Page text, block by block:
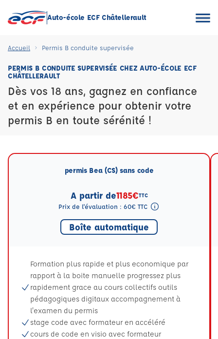
Auto-école ECF Châtellerault
Accueil Permis B conduite supervisée
PERMIS B CONDUITE SUPERVISÉE CHEZ AUTO-ÉCOLE ECF
CHÂTELLERAULT
Dès vos 18 ans, gagnez en confiance
et en expérience pour obtenir votre
permis B en toute sérénité !
permis Bea (CS) sans code
A partir de1185€TTC
Prix de l'évaluation : 60€ TTC
Boîte automatique
Formation plus rapide et plus economique par
rapport à la boite manuelle progressez plus
rapidement grace au cours collectifs outils
pédagogiques digitaux accompagnement à
l'examen du permis
stage code avec formateur en accéléré
cours de code en visio avec formateur